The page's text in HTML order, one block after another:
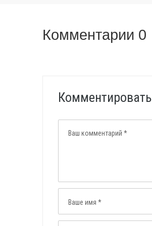
Комментарии 0
Комментировать